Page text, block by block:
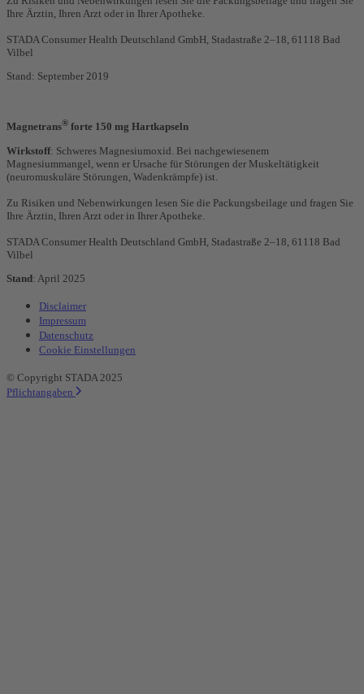
Ihre Ärztin, Ihren Arzt oder in Ihrer Apotheke.
STADA Consumer Health Deutschland GmbH, Stadastraße 2–18, 61118 Bad
Vilbel
Stand: September 2019
Magnetrans® forte 150 mg Hartkapseln
Wirkstoff: Schweres Magnesiumoxid. Bei nachgewiesenem
Magnesiummangel, wenn er Ursache für Störungen der Muskeltätigkeit
(neuromuskuläre Störungen, Wadenkrämpfe) ist.
Zu Risiken und Nebenwirkungen lesen Sie die Packungsbeilage und fragen Sie
Ihre Ärztin, Ihren Arzt oder in Ihrer Apotheke.
STADA Consumer Health Deutschland GmbH, Stadastraße 2–18, 61118 Bad
Vilbel
Stand: April 2025
Disclaimer
Impressum
Datenschutz
Cookie Einstellungen
© Copyright STADA 2025
Pflichtangaben